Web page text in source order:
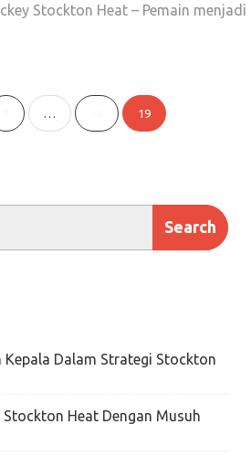
Stockton Heat – Pemain menjadi
… 19
Kepala Dalam Strategi Stockton
Stockton Heat Dengan Musuh